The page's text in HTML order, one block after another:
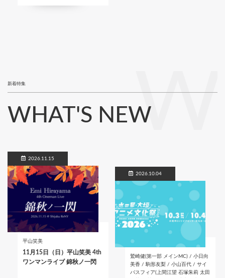
新着特集
WHAT'S NEW
2026.11.15
平山笑美
11月15日（日）平山笑美 4th
ワンマンライブ 錦秋ノ一閃
2026.10.04
鷲崎健(第一部 メインMC) / 小日向
美香 / 駒形友梨 / 小山百代 / サイ
バスフィア(上間江望 石塚朱莉 太田